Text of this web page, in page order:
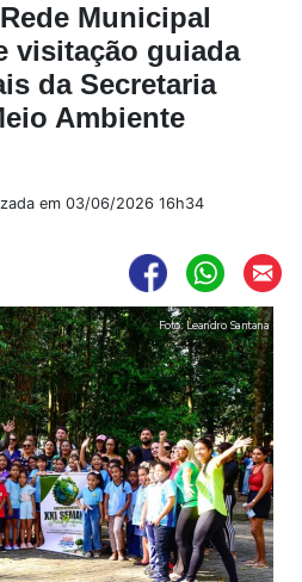
Municipal
visitação guiada
da Secretaria
Ambiente
em 03/06/2026 16h34
Foto: Leandro Santana